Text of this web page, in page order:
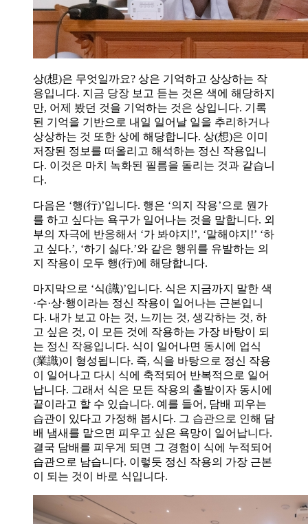
상(想)은 무엇일까요? 상은 기억하고 상상하는 작
용입니다. 지금 당장 보고 듣는 것은 색에 해당하지
만, 어제 봤던 것을 기억하는 것은 상입니다. 기록
된 기억을 기반으로 내일 일어날 일을 추리하거나
상상하는 것 또한 상에 해당합니다. 상(想)은 이미
저장된 정보를 떠올리고 해석하는 정신 작용입니
다. 이것은 마치 녹화된 필름을 돌리는 것과 같습니
다.
다음은 ‘행(行)’입니다. 행은 ‘의지 작용’으로 뭔가
를 하고 싶다는 욕구가 일어나는 것을 말합니다. 외
부의 자극에 반응해서 ‘가 봐야지!’, ‘말해야지!’ ‘하
고 싶다.’, ‘하기 싫다.’와 같은 행위를 유발하는 의
지 작용이 모두 행(行)에 해당합니다.
마지막으로 ‘식(識)’입니다. 식은 지금까지 말한 색
·수·상·행이라는 정신 작용이 일어나는 근본입니
다. 내가 보고 아는 것, 느끼는 것, 생각하는 것, 하
고 싶은 것, 이 모든 것에 작용하는 가장 바탕이 되
는 정신 작용입니다. 식이 일어나면 동시에 업식
(業識)이 형성됩니다. 즉, 식을 바탕으로 정신 작용
이 일어나고 다시 식에 축적되어 반복적으로 일어
납니다. 그래서 식은 모든 작용의 출발이자 동시에
끝이라고 할 수 있습니다. 예를 들어, 담배 피우는
습관이 있다고 가정해 봅시다. 그 습관으로 인해 담
배 냄새를 맡으면 피우고 싶은 욕망이 일어납니다.
결국 담배를 피우게 되면 그 경험이 식에 누적되어
습관으로 남습니다. 이렇듯 정신 작용의 가장 근본
이 되는 것이 바로 식입니다.